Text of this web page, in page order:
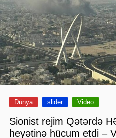
Dünya slider Video
Sionist rejim Qətərdə
heyətinə hücum etdi –